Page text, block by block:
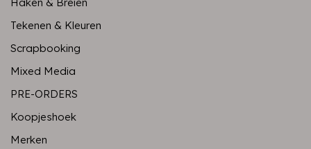
Tekenen & Kleuren
Scrapbooking
Mixed Media
PRE-ORDERS
Koopjeshoek
Merken